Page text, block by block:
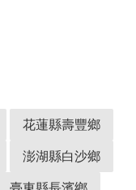
花蓮縣壽豐鄉
澎湖縣白沙鄉